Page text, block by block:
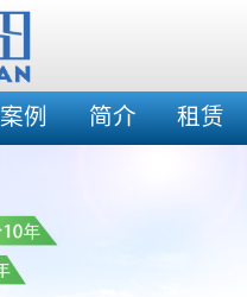
案例 简介 租赁